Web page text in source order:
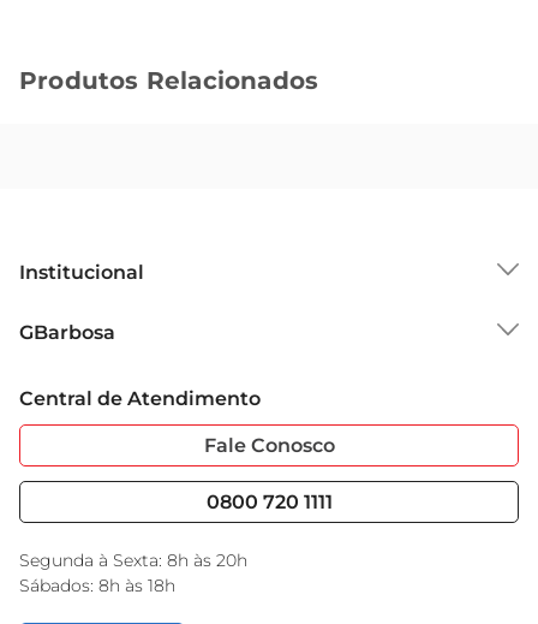
Produtos Relacionados
Institucional
Grupo Cencosud
Sobre Privacidade
Portal do Fornecedo
Nossas Lojas
GBarbosa
Garantia Estendida
Serviços
Black Friday
Encarte do Dia
Central de Atendimento
Fale Conosco
0800 720 1111
Segunda à Sexta: 8h às 20h
Sábados: 8h às 18h